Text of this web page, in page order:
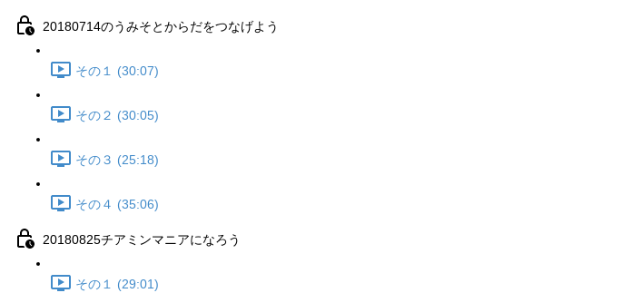
20180714のうみそとからだをつなげよう
その１ (30:07)
その２ (30:05)
その３ (25:18)
その４ (35:06)
20180825チアミンマニアになろう
その１ (29:01)